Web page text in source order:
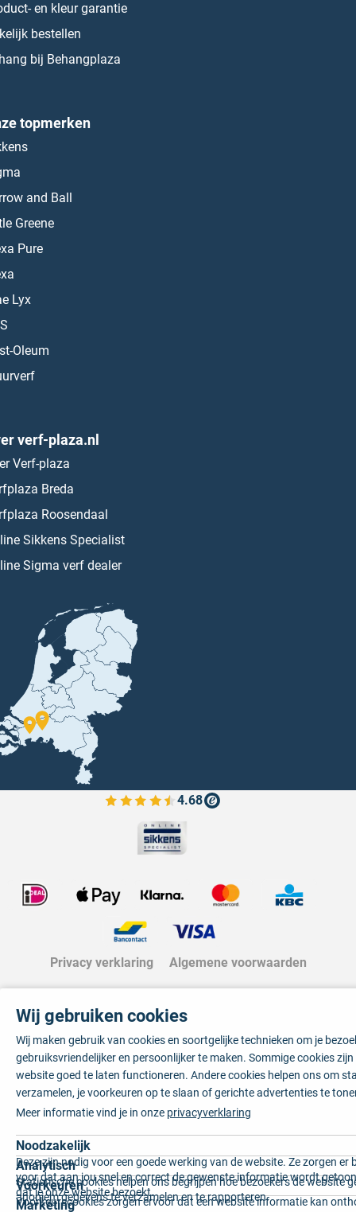
en kleur garantie
bestellen
bij Behangplaza
topmerken
and Ball
Greene
Pure
Lyx
Oleum
verf-plaza.nl
Verf-plaza
Breda
Roosendaal
Sikkens Specialist
Sigma verf dealer
4.68
Bekijk de verfplaza beoordelingen
Privacy verklaring Algemene voorwaarden
Wij gebruiken cookies
Wij maken gebruik van cookies en soortgelijke technieken om je
gebruiksvriendelijker en persoonlijker te maken. Sommige cookies
website goed te laten functioneren. Andere cookies helpen ons om
verzamelen, je voorkeuren op te slaan of gerichte advertenties te
Meer informatie vind je in onze privacyverklaring
Noodzakelijk
Deze zijn nodig voor een goede werking van de website. Ze zorgen er
voor dat aan jou snel en correct de gewenste informatie wordt
dat je onze website bezoekt.
Analytisch
Statistische cookies helpen ons begrijpen hoe bezoekers de website
anoniem gegevens te verzamelen en te rapporteren.
Voorkeuren
Voorkeurscookies zorgen ervoor dat een website informatie kan
Marketing